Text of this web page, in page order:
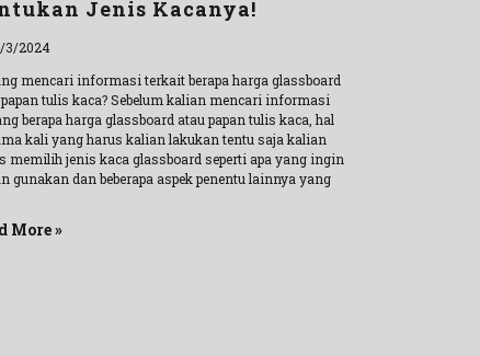
Jenis Kacanya!
3/2024
mencari informasi terkait berapa harga glassboard
tulis kaca? Sebelum kalian mencari informasi
berapa harga glassboard atau papan tulis kaca, hal
kali yang harus kalian lakukan tentu saja kalian
memilih jenis kaca glassboard seperti apa yang ingin
gunakan dan beberapa aspek penentu lainnya yang
More »